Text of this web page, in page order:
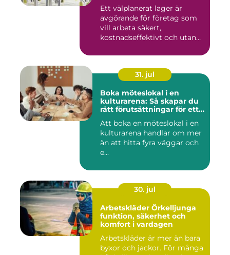
Ett välplanerat lager är
avgörande för företag som
vill arbeta säkert,
kostnadseffektivt och utan
31. jul
Boka möteslokal i en
kulturarena: Så skapar du
rätt förutsättningar för ett
Att boka en möteslokal i en
kulturarena handlar om mer
än att hitta fyra väggar och
e...
30. jul
Arbetskläder Örkelljunga
funktion, säkerhet och
komfort i vardagen
Arbetskläder är mer än bara
byxor och jackor. För många